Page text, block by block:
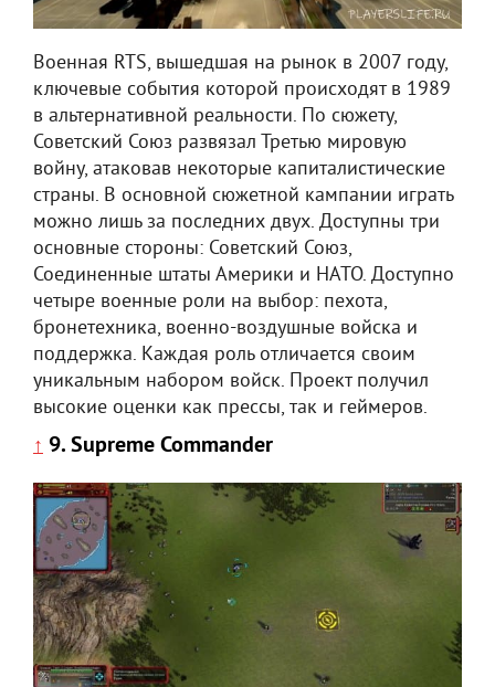
Военная RTS, вышедшая на рынок в 2007 году,
ключевые события которой происходят в 1989
в альтернативной реальности. По сюжету,
Советский Союз развязал Третью мировую
войну, атаковав некоторые капиталистические
страны. В основной сюжетной кампании играть
можно лишь за последних двух. Доступны три
основные стороны: Советский Союз,
Соединенные штаты Америки и НАТО. Доступно
четыре военные роли на выбор: пехота,
бронетехника, военно-воздушные войска и
поддержка. Каждая роль отличается своим
уникальным набором войск. Проект получил
высокие оценки как прессы, так и геймеров.
↑ 9. Supreme Commander